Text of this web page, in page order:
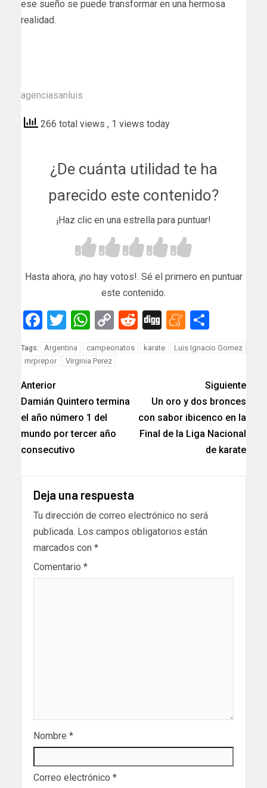
ese sueño se puede transformar en una hermosa
realidad.
agenciasanluis
266 total views , 1 views today
¿De cuánta utilidad te ha
parecido este contenido?
¡Haz clic en una estrella para puntuar!
Hasta ahora, ¡no hay votos!. Sé el primero en puntuar
este contenido.
Facebook
Twitter
WhatsApp
Copy
Link
Reddit
Digg
Tags: Argentina campeonatos karate
Luis Ignacio Gomez
mrprepor
Virginia Perez
Anterior
Damián Quintero termina
el año número 1 del
mundo por tercer año
consecutivo
Siguiente
Un oro y dos bronces
con sabor ibicenco en la
Final de la Liga Nacional
de karate
Deja una respuesta
Tu dirección de correo electrónico no será
publicada. Los campos obligatorios están
marcados con *
Comentario *
Nombre *
Correo electrónico *